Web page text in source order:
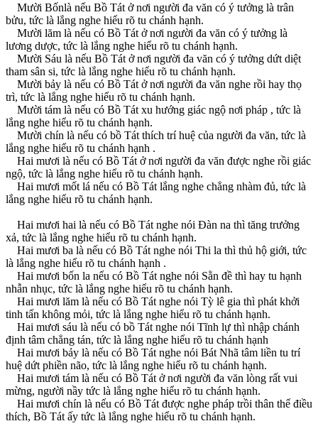
Mười Bốnlà nếu Bồ Tát ở nơi người đa văn có ý tưởng là trân
bửu, tức là lắng nghe hiểu rõ tu chánh hạnh.
Mười lăm là nếu có Bồ Tát ở nơi người đa văn có ý tưởng là
lương dược, tức là lắng nghe hiểu rõ tu chánh hạnh.
Mười Sáu là nếu Bồ Tát ở nơi người đa văn có ý tưởng dứt diệt
tham sân si, tức là lắng nghe hiểu rõ tu chánh hạnh.
Mười bảy là nếu có Bồ Tát ở nơi người đa văn nghe rồi hay thọ
trì, tức là lắng nghe hiểu rõ tu chánh hạnh.
Mười tám là nếu có Bồ Tát xu hướng giác ngộ nơi pháp , tức là
lắng nghe hiểu rõ tu chánh hạnh.
Mười chín là nếu có bồ Tát thích trí huệ của người đa văn, tức là
lắng nghe hiểu rõ tu chánh hạnh .
Hai mươi là nếu có Bồ Tát ở nơi người đa văn được nghe rồi giác
ngộ, tức là lắng nghe hiểu rõ tu chánh hạnh.
Hai mươi mốt lá nếu có Bồ Tát lắng nghe chẳng nhàm đủ, tức là
lắng nghe hiểu rõ tu chánh hạnh.
Hai mươi hai là nếu có Bồ Tát nghe nói Ðàn na thì tăng trưởng
xả, tức là lắng nghe hiểu rõ tu chánh hạnh.
Hai mươi ba là nếu có Bồ Tát nghe nói Thi la thì thủ hộ giới, tức
là lắng nghe hiểu rõ tu chánh hạnh .
Hai mươi bốn la nếu có Bồ Tát nghe nói Sằn đề thì hay tu hạnh
nhẫn nhục, tức là lắng nghe hiểu rõ tu chánh hạnh.
Hai mươi lăm là nếu có Bồ Tát nghe nói Tỳ lê gia thì phát khởi
tinh tấn không mỏi, tức là lắng nghe hiểu rõ tu chánh hạnh.
Hai mươi sáu là nếu có bồ Tát nghe nói Tĩnh lự thì nhập chánh
định tâm chẳng tán, tức là lắng nghe hiểu rõ tu chánh hạnh
Hai mươi bảy là nếu có Bồ Tát nghe nói Bát Nhã tâm liền tu trí
huệ dứt phiền não, tức là lắng nghe hiểu rõ tu chánh hạnh.
Hai mươi tám là nếu có Bồ Tát ở nơi người đa văn lòng rất vui
mừng, người nầy tức là lắng nghe hiểu rõ tu chánh hạnh.
Hai mươi chín là nếu có Bồ Tát được nghe pháp trồi thân thể điều
thích, Bồ Tát ấy tức là lắng nghe hiểu rõ tu chánh hạnh.